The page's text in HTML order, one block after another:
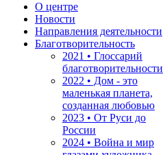
О центре
Новости
Направления деятельности
Благотворительность
2021 • Глоссарий
благотворительности
2022 • Дом - это
маленькая планета,
созданная любовью
2023 • От Руси до
России
2024 • Война и мир